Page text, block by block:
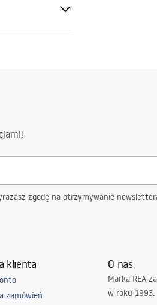
zgodę na otrzymywanie
klienta
zamówień
O nas
Marka REA
w roku 1993.